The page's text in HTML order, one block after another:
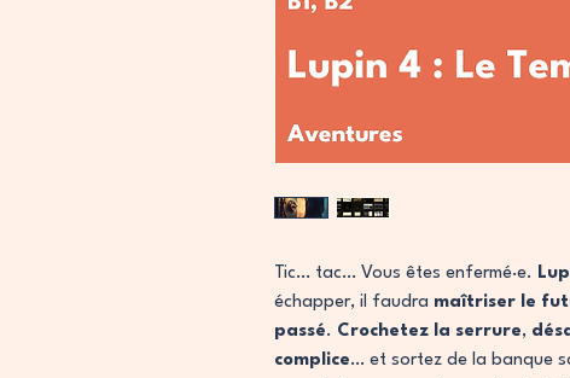
Tic… tac… Vous êtes enfermé·e.
échapper, il faudra maîtriser le
passé. Crochetez la serrure,
complice… et sortez de la banque